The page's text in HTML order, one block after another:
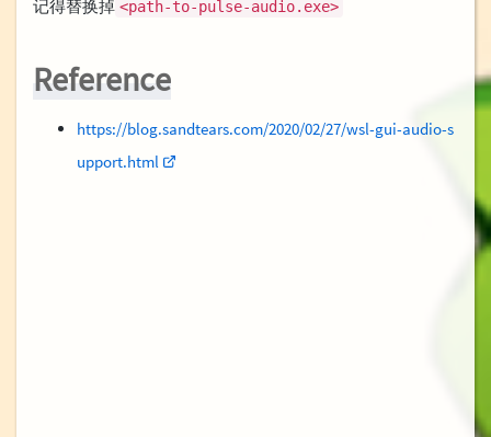
记得替换掉 <path-to-pulse-audio.exe>
Reference
https://blog.sandtears.com/2020/02/27/wsl-gui-audio-s
upport.html